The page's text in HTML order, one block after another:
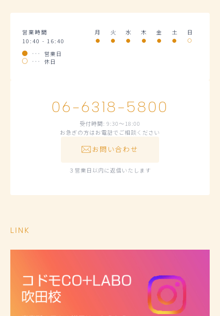
営業時間 月 火 水 木 金 土
日
10:40 - 16:40
営業日
休日
06-6318-5800
受付時間: 9:30～18:00
お急ぎの方はお電話でご相談ください
お問い合わせ
３営業日以内に返信いたします
LINK